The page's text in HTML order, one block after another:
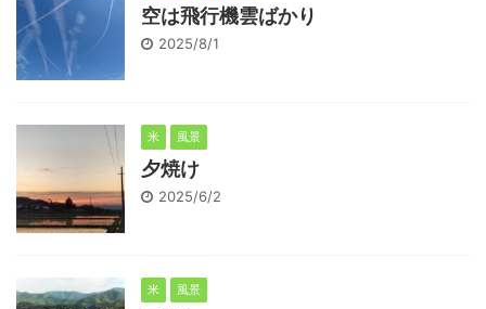
空は飛行機雲ばかり
2025/8/1
米 風景
夕焼け
2025/6/2
米 風景